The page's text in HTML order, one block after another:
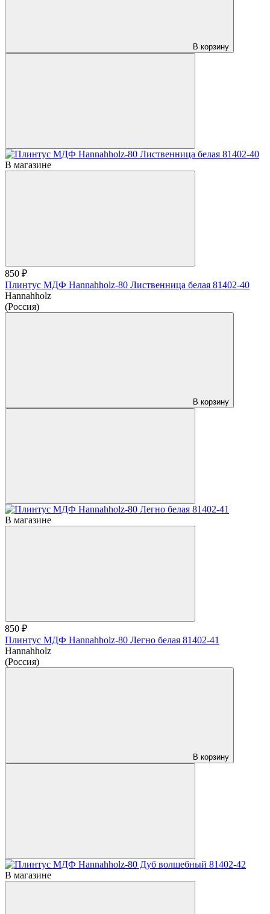
В корзину
В магазине
850 ₽
Плинтус МДФ Hannahholz-80 Лиственница белая 81402-40
Hannahholz
(Россия)
В корзину
В магазине
850 ₽
Плинтус МДФ Hannahholz-80 Легно белая 81402-41
Hannahholz
(Россия)
В корзину
В магазине